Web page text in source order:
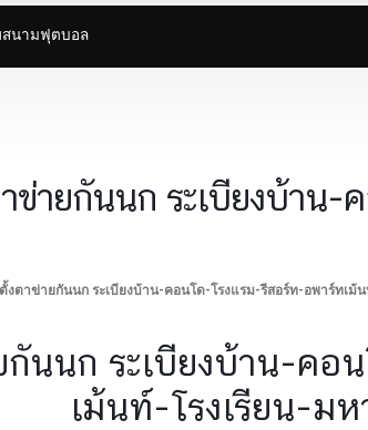
สนามฟุตบอล
ายกันนก ระเบียงบ้าน
งตาข่ายกันนก ระเบียงบ้าน-คอนโด-โรงแรม-รีสอร์ท-อพาร์ทเม้
กันนก ระเบียงบ้าน-คอ
เม้นท์-โรงเรียน-ม